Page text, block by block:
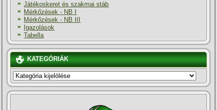
Játékoskeret és szakmai stáb
Mérkőzések - NB I
Mérkőzések - NB III
Igazolások
Tabella
KATEGÓRIÁK
KATEGÓRIÁK